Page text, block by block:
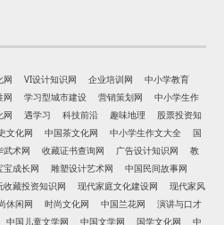
网 VI设计知识网 企业培训网
中小学教育
网 学习型城市建设 营销策划网
中小学生作
网 遇学习 科技前沿 趣味地理
股票投资知
文化网 中国茶文化网 中小学生作文大全
国
武术网 收藏证书查询网 广告设计知识网
教
宝成长网 雕塑设计艺术网
中国民间故事网
收藏投资知识网 现代家庭文化建设网
现代家风
休闲网 时尚文化网 中国兰花网
演讲与口才
中国儿童文学网 中国文学网 国学文化网 中